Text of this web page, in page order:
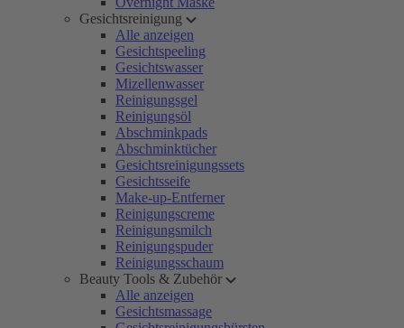
Gesichtsreinigung
Alle anzeigen
Gesichtspeeling
Gesichtswasser
Mizellenwasser
Reinigungsgel
Reinigungsöl
Abschminkpads
Abschminktücher
Gesichtsreinigungssets
Gesichtsseife
Make-up-Entferner
Reinigungscreme
Reinigungsmilch
Reinigungspuder
Reinigungsschaum
Beauty Tools & Zubehör
Alle anzeigen
Gesichtsmassage